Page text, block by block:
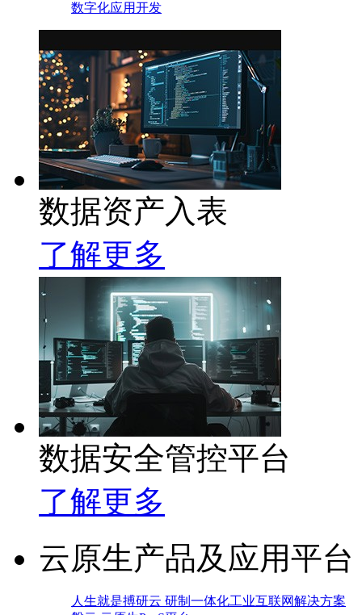
数字化应用开发
数据资产入表
了解更多
数据安全管控平台
了解更多
云原生产品及应用平台
人生就是搏研云 研制一体化工业互联网解决方案